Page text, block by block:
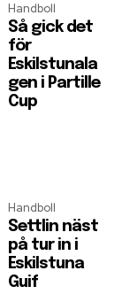
Handboll
Så gick det
för
Eskilstunala
gen i Partille
Cup
Handboll
Settlin näst
på tur in i
Eskilstuna
Guif